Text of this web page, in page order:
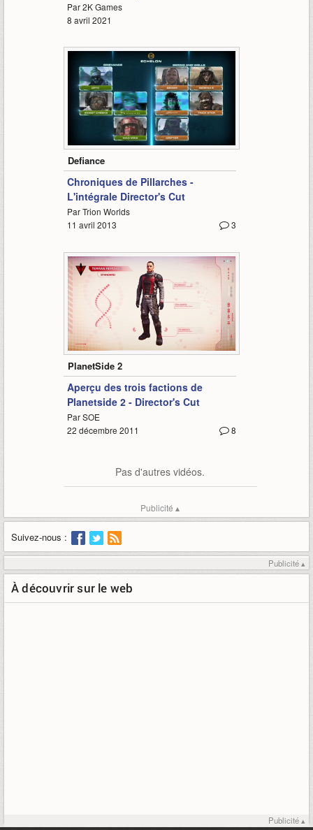
Par 2K Games
8 avril 2021
Defiance
Chroniques de Pillarches -
L'intégrale Director's Cut
Par Trion Worlds
3
11 avril 2013
2:36
PlanetSide 2
Aperçu des trois factions de
Planetside 2 - Director's Cut
Par SOE
8
22 décembre 2011
Pas d'autres vidéos.
Publicité ▴
Suivez-nous :
Publicité ▴
À découvrir sur le web
Publicité ▴